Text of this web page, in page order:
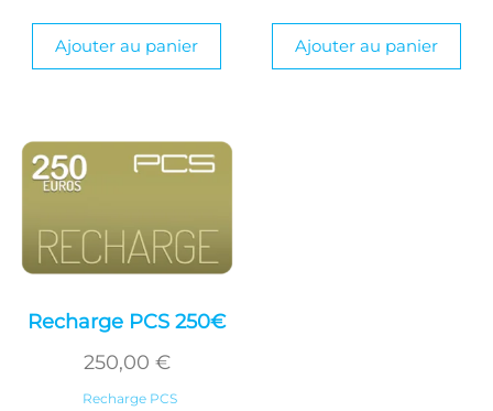
Ajouter au panier Ajouter au panier
Recharge PCS 250€
250,00 €
Recharge PCS